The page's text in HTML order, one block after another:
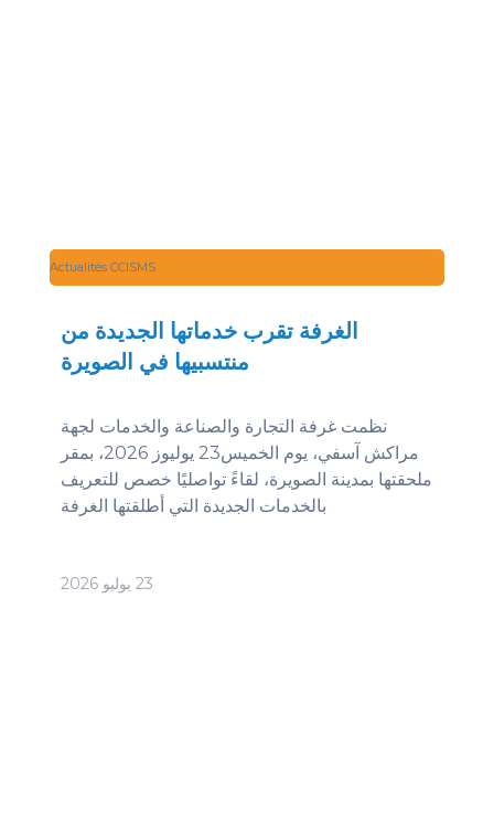
تقرب خدماتها الجديدة من
والصناعة والخدمات لجهة
مراكش آسفي، يوم الخميس23 يوليوز 2026، بمقر
لقاءً تواصليًا خصص للتعريف
الجديدة التي أطلقتها الغرفة